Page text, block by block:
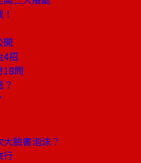
招
問
臉書泡沫？
行